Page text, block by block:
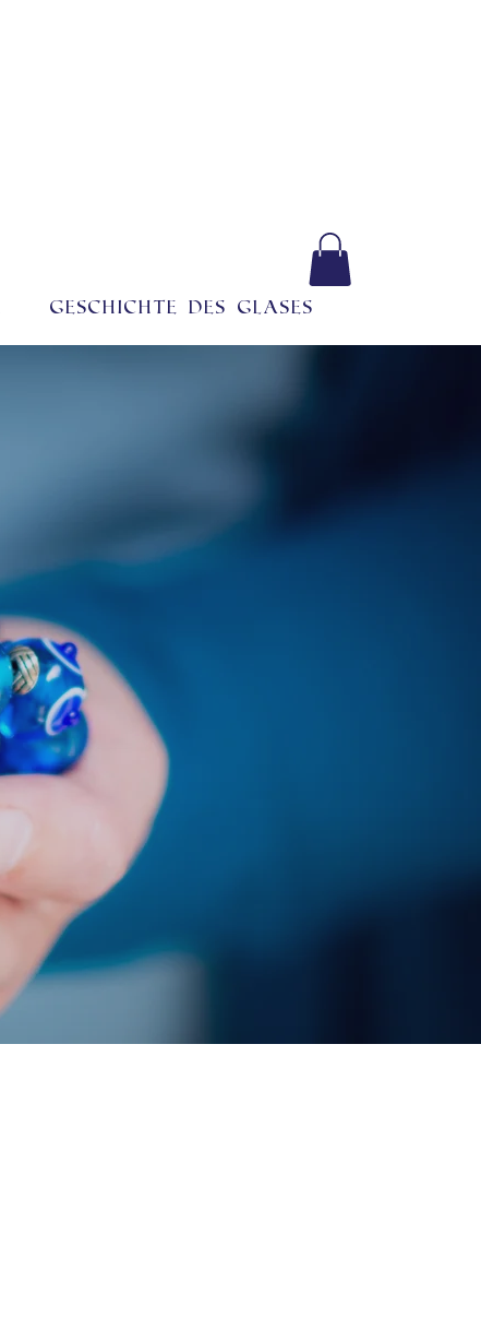
Geschichte des Glases